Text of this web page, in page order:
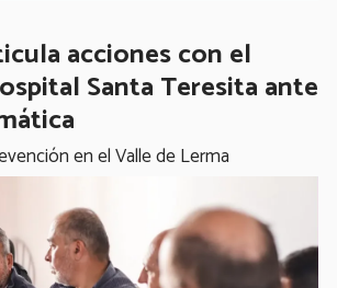
acciones con el
Santa Teresita ante
en el Valle de Lerma